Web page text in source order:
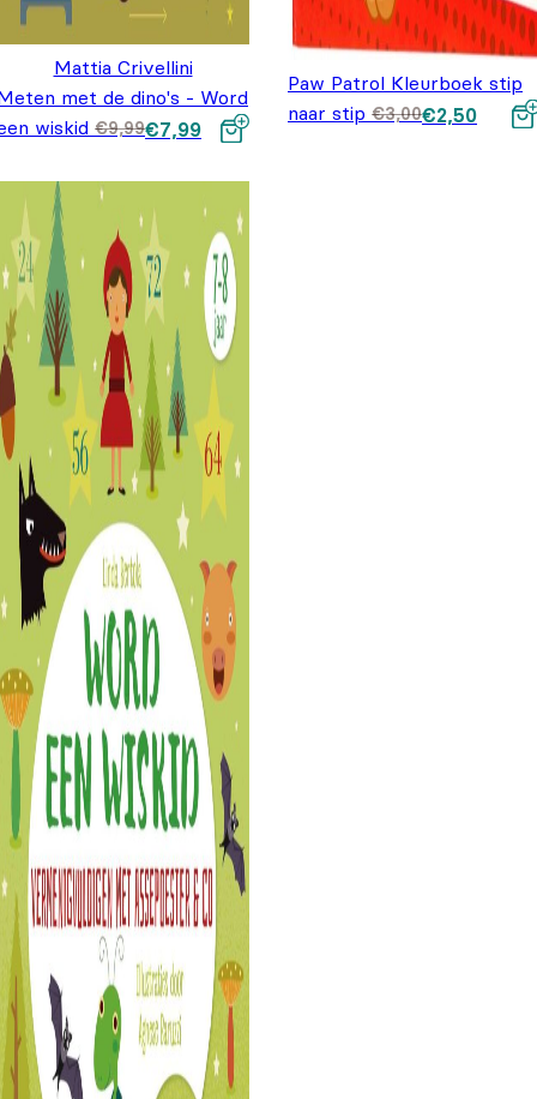
Mattia Crivellini
met de dino's - Word
wiskid €9,99
Oorspronkelijke
€9,99.
€7,99
Huidige prijs
Paw Patrol Kleurboek stip
naar stip €3,00€2,50
Huidige prijs